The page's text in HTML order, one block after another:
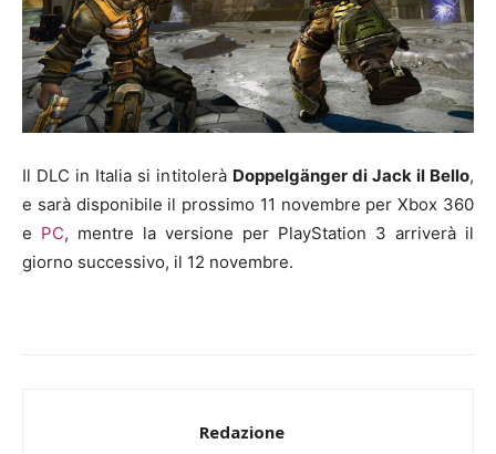
Il DLC in Italia si intitolerà Doppelgänger di Jack il Bello,
e sarà disponibile il prossimo 11 novembre per Xbox 360
e PC, mentre la versione per PlayStation 3 arriverà il
giorno successivo, il 12 novembre.
Redazione